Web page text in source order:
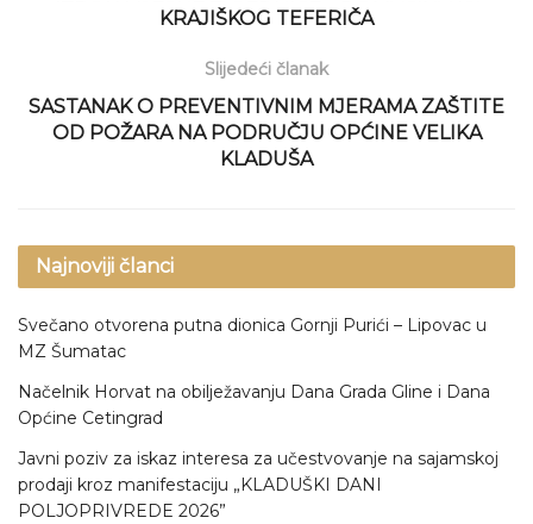
KRAJIŠKOG TEFERIČA
Slijedeći članak
SASTANAK O PREVENTIVNIM MJERAMA ZAŠTITE
OD POŽARA NA PODRUČJU OPĆINE VELIKA
KLADUŠA
Najnoviji članci
Svečano otvorena putna dionica Gornji Purići – Lipovac u
MZ Šumatac
Načelnik Horvat na obilježavanju Dana Grada Gline i Dana
Općine Cetingrad
Javni poziv za iskaz interesa za učestvovanje na sajamskoj
prodaji kroz manifestaciju „KLADUŠKI DANI
POLJOPRIVREDE 2026”